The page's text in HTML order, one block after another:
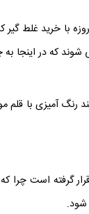
با خرید
که در اینجا به
آمیزی با قلم
گرفته است
شود.